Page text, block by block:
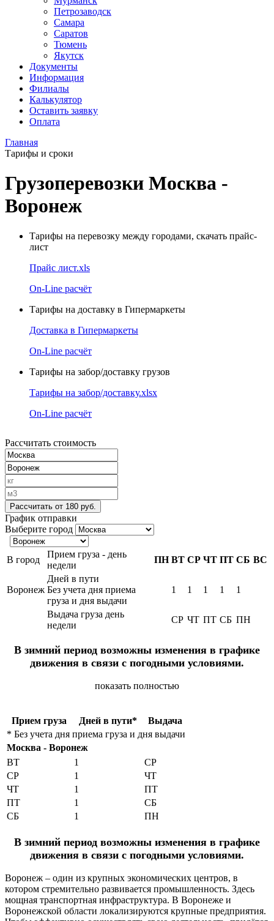
Петрозаводск
Самара
Саратов
Тюмень
Якутск
Документы
Информация
Филиалы
Калькулятор
Оставить заявку
Оплата
Главная
Тарифы и сроки
Грузоперевозки Москва -
Воронеж
Тарифы на перевозку между городами, скачать прайс-
лист
Прайс лист.xls
On-Line расчёт
Тарифы на доставку в Гипермаркеты
Доставка в Гипермаркеты
On-Line расчёт
Тарифы на забор/доставку грузов
Тарифы на забор/доставку.xlsx
On-Line расчёт
Рассчитать стоимость
Рассчитать от 180 руб.
График отправки
Выберите город
В город
Прием груза - день
недели
ПН ВТ СР ЧТ ПТ СБ ВС
Воронеж
Дней в пути
Без учета дня приема
груза и дня выдачи
1 1 1 1 1
Выдача груза день
недели
СР ЧТ ПТ СБ ПН
В зимний период возможны изменения в графике
движения в связи с погодными условиями.
показать полностью
Прием груза Дней в пути*
Выдача
* Без учета дня приема груза и дня выдачи
Москва - Воронеж
ВТ
1
СР
СР
1
ЧТ
ЧТ
1
ПТ
ПТ
1
СБ
СБ
1 ПН
В зимний период возможны изменения в графике
движения в связи с погодными условиями.
Воронеж – один из крупных экономических центров, в
котором стремительно развивается промышленность. Здесь
мощная транспортная инфраструктура. В Воронеже и
Воронежской области локализируются крупные предприятия.